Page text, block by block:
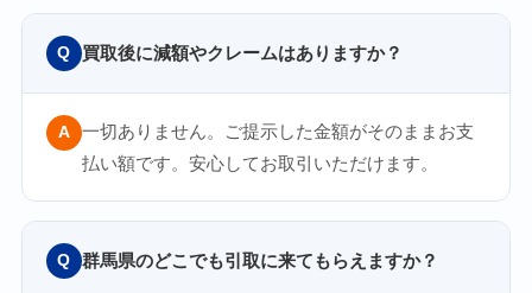
Q 買取後に減額やクレームはありますか？
A
一切ありません。ご提示した金額がそのままお支
払い額です。安心してお取引いただけます。
Q 群馬県のどこでも引取に来てもらえますか？